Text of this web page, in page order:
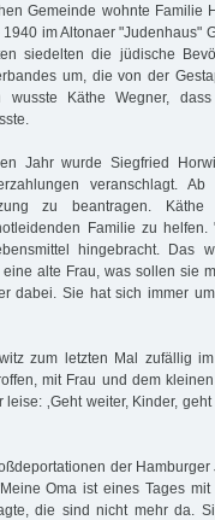
Gemeinde wohnte Familie
im Altonaer "Judenhaus"
siedelten die jüdische
um, die von der
wusste Käthe Wegner,
Jahr wurde Siegfried
veranschlagt.
zu beantragen. Käthe
Familie zu helfen.
hingebracht. Das
alte Frau, was sollen sie
dabei. Sie hat sich immer
zum letzten Mal zufällig
mit Frau und dem
‚Geht weiter, Kinder,
der
Oma ist eines Tages
die sind nicht mehr da.